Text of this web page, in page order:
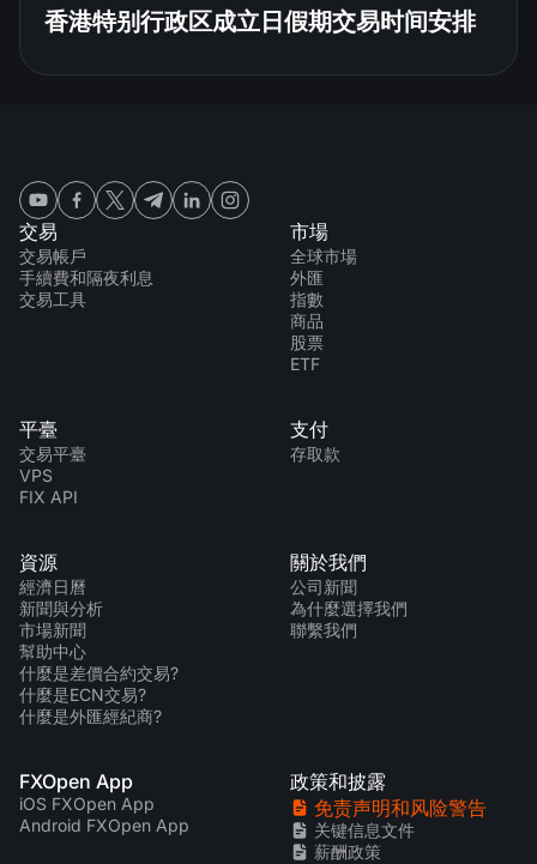
香港特别行政区成立日假期交易时间安排
交易
交易帳戶
手續費和隔夜利息
交易工具
市場
全球市場
外匯
指數
商品
股票
ETF
平臺
交易平臺
VPS
FIX API
支付
存取款
資源
經濟日曆
新聞與分析
市場新聞
幫助中心
什麼是差價合約交易?
什麼是ECN交易?
什麼是外匯經紀商?
關於我們
公司新聞
為什麼選擇我們
聯繫我們
FXOpen App
iOS FXOpen App
Android FXOpen App
政策和披露
免责声明和风险警告
关键信息文件
薪酬政策